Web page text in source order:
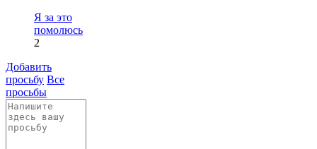
Я за это
помолюсь
2
Добавить
просьбу Все
просьбы